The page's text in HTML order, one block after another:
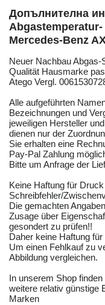
Допълнителна
Abgastemperatur-
Mercedes-Benz
Neuer Nachbau
Qualität Hausmarke
Atego Vergl.
Alle aufgeführten
Bezeichnungen und
jeweiligen Hersteller und
dienen nur der
Sie erhalten eine
Pay-Pal Zahlung
Bitte um Anfrage der
Keine Haftung für
Schreibfehler/
Die gemachten
Zusage über
gesondert zu prüfen!!
Daher keine Haftung
Um einen Fehlkauf zu
Abbildung vergleichen.
In unserem Shop
weitere relativ günstige
Marken